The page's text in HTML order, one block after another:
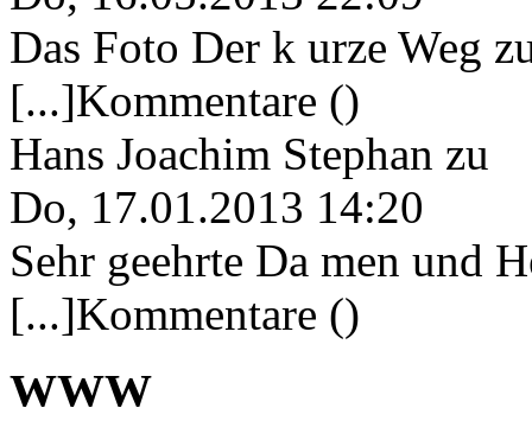
Das Foto Der k urze Weg
[...]Kommentare ()
Hans Joachim Stephan zu
Do, 17.01.2013 14:20
Sehr geehrte Da men und
[...]Kommentare ()
WWW